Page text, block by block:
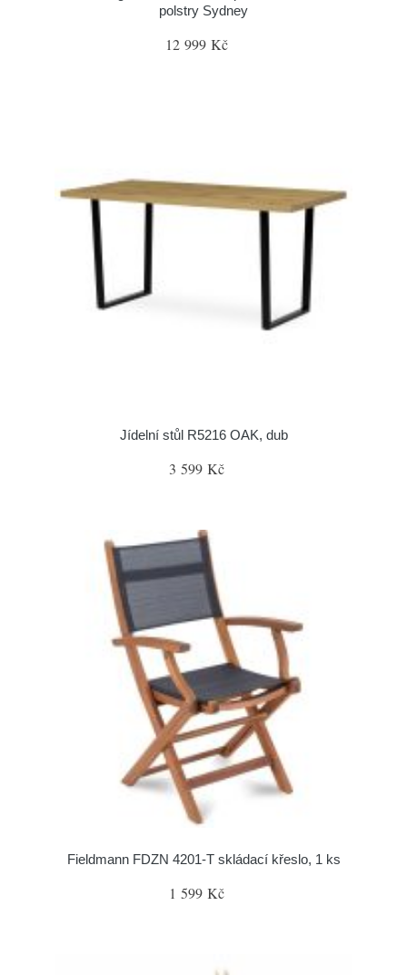
polstry Sydney
12 999 Kč
Jídelní stůl R5216 OAK, dub
3 599 Kč
Fieldmann FDZN 4201-T skládací křeslo, 1 ks
1 599 Kč